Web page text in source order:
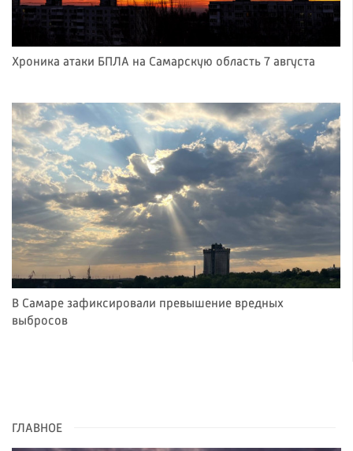
Хроника атаки БПЛА на Самарскую область 7 августа
В Самаре зафиксировали превышение вредных
выбросов
ГЛАВНОЕ